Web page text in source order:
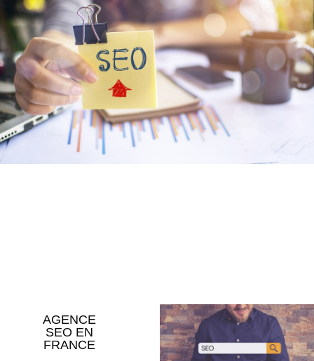
AGENCE
SEO EN
FRANCE